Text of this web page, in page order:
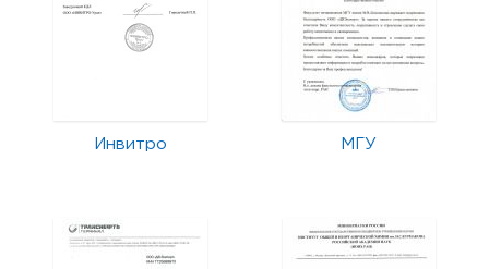
Инвитро МГУ